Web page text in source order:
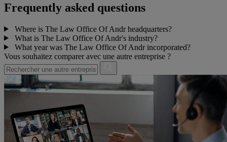
Frequently asked questions
Where is The Law Office Of Andr headquarters?
What is The Law Office Of Andr's industry?
What year was The Law Office Of Andr incorporated?
Vous souhaitez comparer avec une autre entreprise ?